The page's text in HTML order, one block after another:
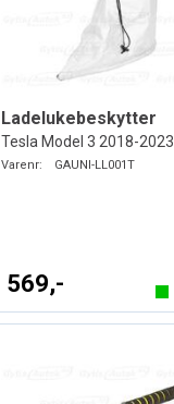
Ladelukebeskytter
Tesla Model 3 2018-2023
Varenr: GAUNI-LL001T
569,-